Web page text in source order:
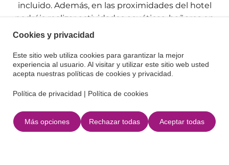
incluido. Además, en las proximidades del hotel
podréis realizar actividades acuáticas, bañaros en
diferentes calas y salir de compras.
Servicios
Actividades adicionales
Piscina
Cookies y privacidad
Este sitio web utiliza cookies para garantizar la mejor
experiencia al usuario. Al visitar y utilizar este sitio web usted
acepta nuestras políticas de cookies y privacidad.
Política de privacidad | Política de cookies
Más opciones Rechazar todas Aceptar todas